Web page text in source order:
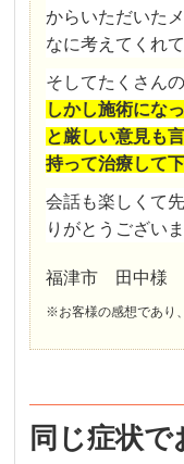
からいただいた
なに考えてくれ
そしてたくさん
しかし施術にな
と厳しい意見も
持って治療して
会話も楽しくて
りがとうござい
福津市 田中様
※お客様の感想であり
同じ症状